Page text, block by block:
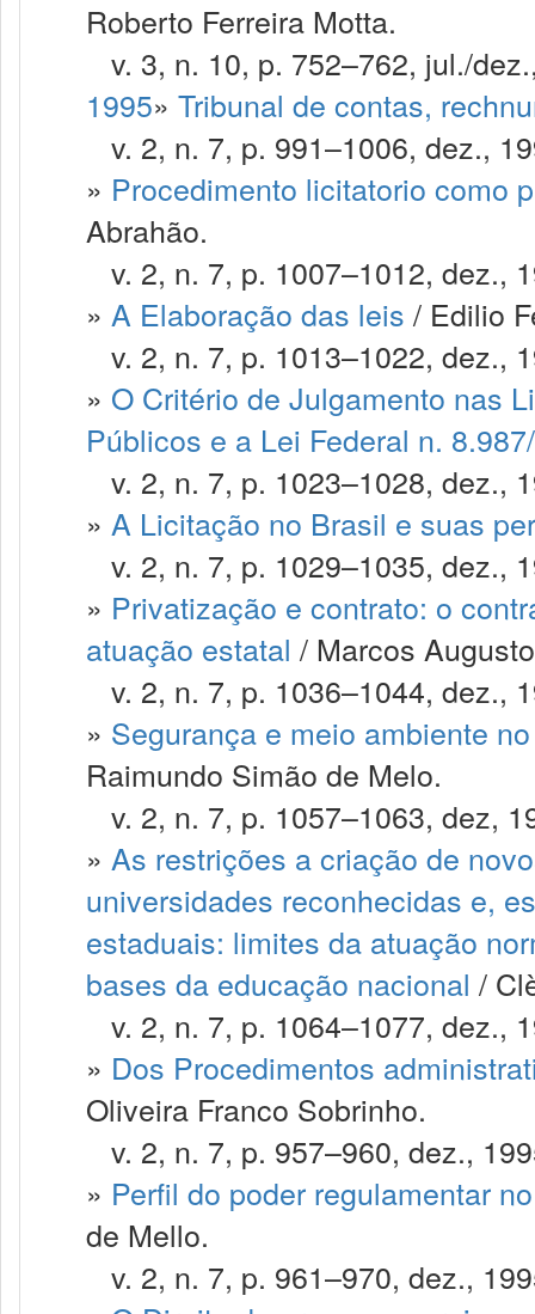
Roberto Ferreira Motta.
v. 3, n. 10, p. 752–762, jul./
1995» Tribunal de contas,
v. 2, n. 7, p. 991–1006, dez.,
» Procedimento licitatorio como
Abrahão.
v. 2, n. 7, p. 1007–1012, dez.,
» A Elaboração das leis / Edilio
v. 2, n. 7, p. 1013–1022, dez.,
» O Critério de Julgamento nas
Públicos e a Lei Federal n.
v. 2, n. 7, p. 1023–1028, dez.,
» A Licitação no Brasil e suas
v. 2, n. 7, p. 1029–1035, dez.,
» Privatização e contrato: o
atuação estatal / Marcos
v. 2, n. 7, p. 1036–1044, dez.,
» Segurança e meio ambiente
Raimundo Simão de Melo.
v. 2, n. 7, p. 1057–1063, dez,
» As restrições a criação de
universidades reconhecidas e,
estaduais: limites da atuação
bases da educação nacional /
v. 2, n. 7, p. 1064–1077, dez.,
» Dos Procedimentos
Oliveira Franco Sobrinho.
v. 2, n. 7, p. 957–960, dez.,
» Perfil do poder regulamentar
de Mello.
v. 2, n. 7, p. 961–970, dez.,